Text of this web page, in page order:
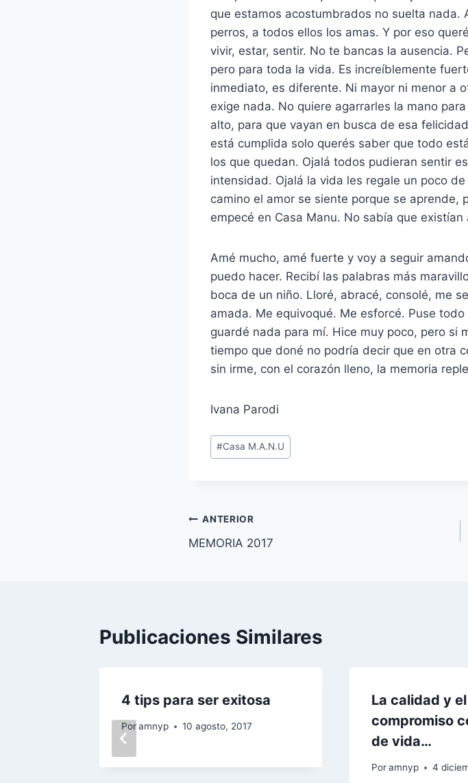
que estamos acostumbrados no suelta
perros, a todos ellos los amas. Y por eso
vivir, estar, sentir. No te bancas la ausencia.
pero para toda la vida. Es increíblemente
inmediato, es diferente. Ni mayor ni menor a
exige nada. No quiere agarrarles la mano
alto, para que vayan en busca de esa
está cumplida solo querés saber que todo
los que quedan. Ojalá todos pudieran sentir
intensidad. Ojalá la vida les regale un poco
camino el amor se siente porque se aprende,
empecé en Casa Manu. No sabía que
Amé mucho, amé fuerte y voy a seguir
puedo hacer. Recibí las palabras más
boca de un niño. Lloré, abracé, consolé, me
amada. Me equivoqué. Me esforcé. Puse
guardé nada para mí. Hice muy poco, pero si
tiempo que doné no podría decir que en otra
sin irme, con el corazón lleno, la memoria
Ivana Parodi
Etiquetas
de
#Casa M.A.N.U
Navegación
de
ANTERIOR
MEMORIA 2017
Publicaciones Similares
4 tips para ser exitosa
Poramnyp 10 agosto, 2017
La calidad y el
compromiso
de vida…
Por amnyp 4